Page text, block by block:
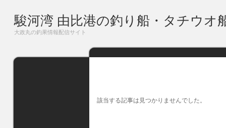
駿河湾 由比港の釣り船・タチウオ
大政丸の釣果情報配信サイト
該当する記事は見つかりませんでした。